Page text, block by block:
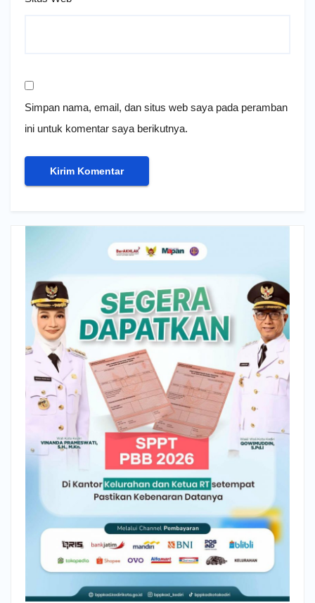
Simpan nama, email, dan situs web saya pada peramban
ini untuk komentar saya berikutnya.